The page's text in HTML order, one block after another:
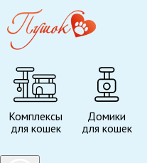
Комплексы
для кошек
Домики
для кошек